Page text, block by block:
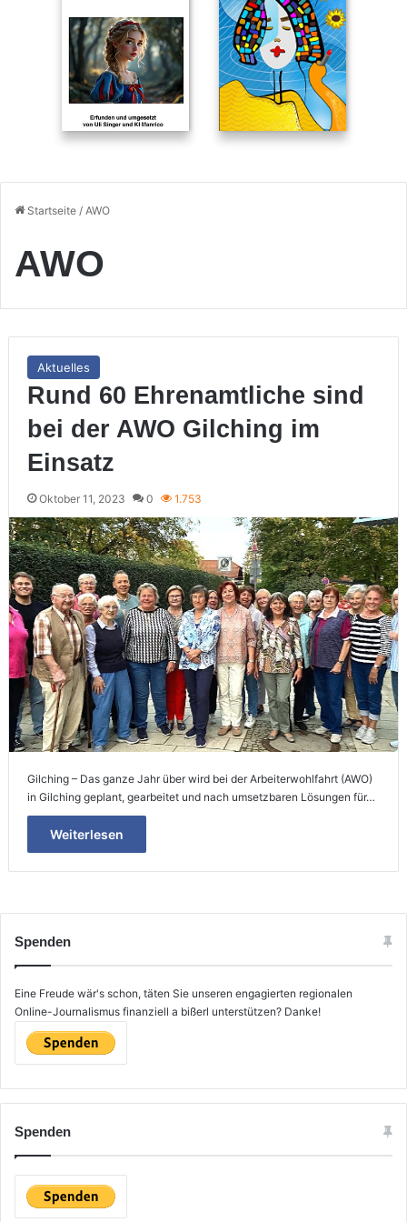
Startseite / AWO
AWO
Aktuelles
Rund 60 Ehrenamtliche sind
bei der AWO Gilching im
Einsatz
Oktober 11, 2023 0 1.753
Gilching – Das ganze Jahr über wird bei der Arbeiterwohlfahrt (AWO)
in Gilching geplant, gearbeitet und nach umsetzbaren Lösungen für…
Weiterlesen
Spenden
Eine Freude wär's schon, täten Sie unseren engagierten regionalen
Online-Journalismus finanziell a bißerl unterstützen? Danke!
Spenden